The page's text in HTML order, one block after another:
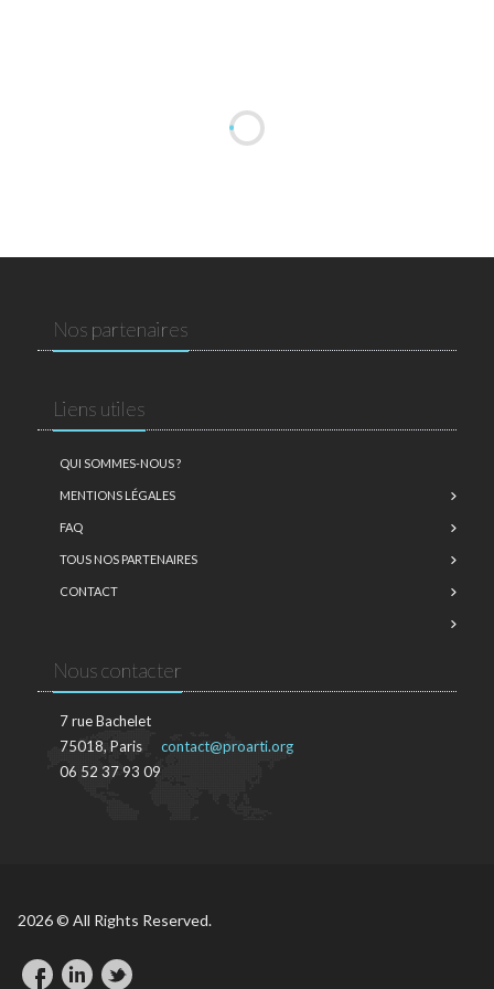
Nos partenaires
Liens utiles
QUI SOMMES-NOUS ?
MENTIONS LÉGALES
FAQ
TOUS NOS PARTENAIRES
CONTACT
Nous contacter
7 rue Bachelet
75018, Paris
06 52 37 93 09
contact@proarti.org
2026 © All Rights Reserved.